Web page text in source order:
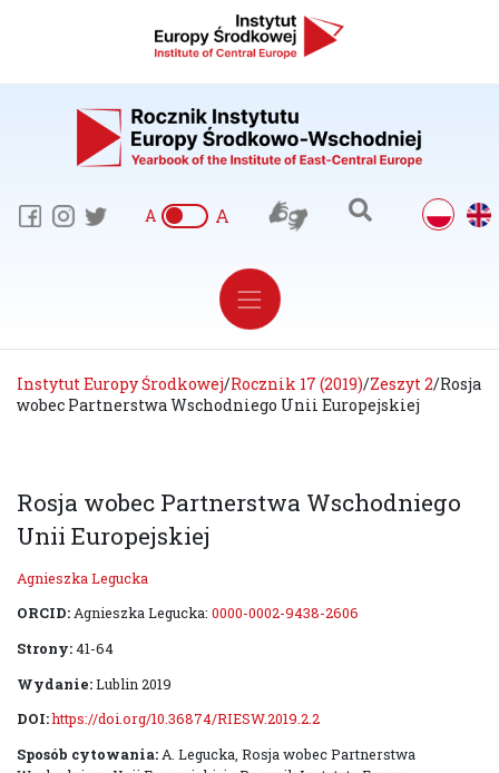
A A
Instytut Europy Środkowej/Rocznik 17 (2019)/Zeszyt 2/Rosja
wobec Partnerstwa Wschodniego Unii Europejskiej
Rosja wobec Partnerstwa Wschodniego
Unii Europejskiej
Agnieszka Legucka
ORCID:Agnieszka Legucka: 0000-0002-9438-2606
Strony:41-64
Wydanie:Lublin 2019
DOI:https://doi.org/10.36874/RIESW.2019.2.2
Sposób cytowania: A. Legucka, Rosja wobec Partnerstwa